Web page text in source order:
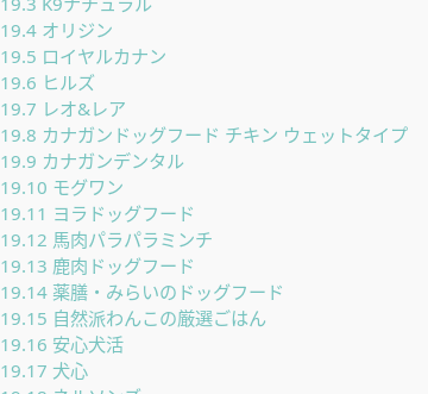
19.4オリジン
19.5 ロイヤルカナン
19.6 ヒルズ
19.7 レオ&レア
19.8 カナガンドッグフード チキン ウェットタイプ
19.9 カナガンデンタル
19.10 モグワン
19.11 ヨラドッグフード
19.12 馬肉パラパラミンチ
19.13 鹿肉ドッグフード
19.14薬膳・みらいのドッグフード
19.15 自然派わんこの厳選ごはん
19.16 安心犬活
19.17 犬心